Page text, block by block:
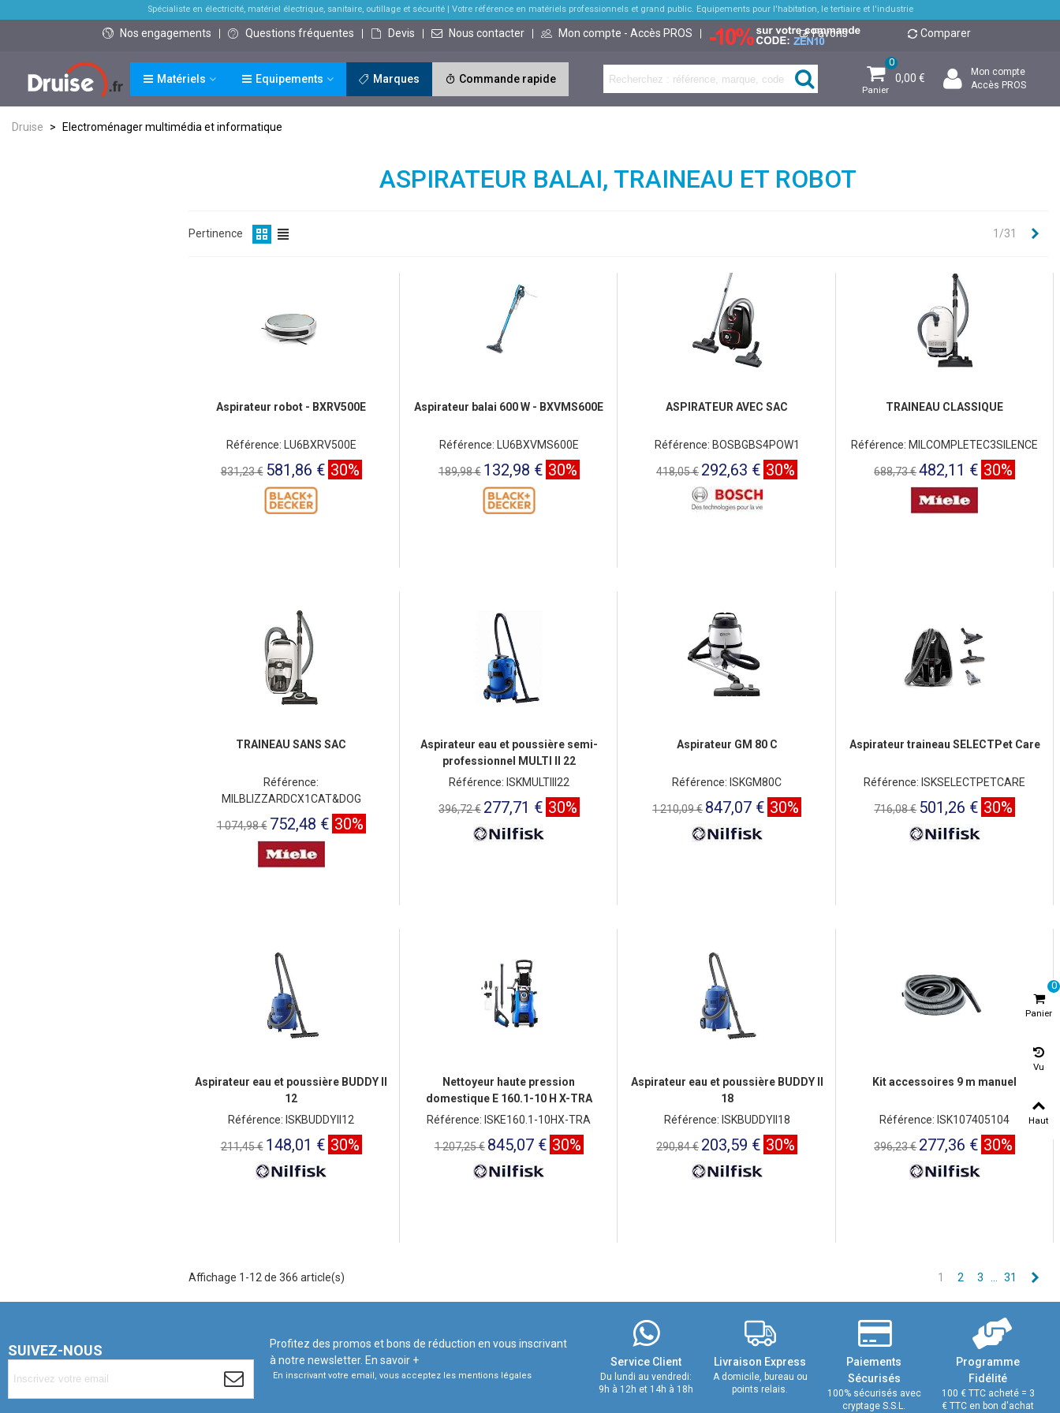
Spécialiste en électricité, matériel électrique, sanitaire, outillage et sécurité| Votre référence en matériels professionnels et grand public. Equipements pour l'habitation, le tertiaire et l'industrie
Nos engagements Questions fréquentes Devis Nous contacter Mon compte - Accès PROS Favoris Comparer
Matériels Equipements Marques Commande rapide
Panier
0
0,00 €
Mon compte
Accès PROS
Druise > Electroménager multimédia et informatique
ASPIRATEUR BALAI, TRAINEAU ET ROBOT
Pertinence 1/31
Aspirateur robot - BXRV500E
Référence: LU6BXRV500E
831,23 € 581,86 € 30%
Aspirateur balai 600 W - BXVMS600E
Référence: LU6BXVMS600E
189,98 € 132,98 € 30%
ASPIRATEUR AVEC SAC
Référence: BOSBGBS4POW1
418,05 € 292,63 € 30%
TRAINEAU CLASSIQUE
Référence: MILCOMPLETEC3SILENCE
688,73 €482,11 € 30%
TRAINEAU SANS SAC
Référence:
MILBLIZZARDCX1CAT&DOG
1 074,98 € 752,48 € 30%
Aspirateur eau et poussière semi-
professionnel MULTI II 22
Référence: ISKMULTIII22
396,72 € 277,71 € 30%
Aspirateur GM 80 C
Référence: ISKGM80C
1 210,09 € 847,07 € 30%
Aspirateur traineau SELECTPet Care
Référence: ISKSELECTPETCARE
716,08 € 501,26 € 30%
Aspirateur eau et poussière BUDDY II
12
Référence: ISKBUDDYII12
211,45 € 148,01 € 30%
Nettoyeur haute pression
domestique E 160.1-10 H X-TRA
Référence: ISKE160.1-10HX-TRA
1 207,25 € 845,07 € 30%
Aspirateur eau et poussière BUDDY II
18
Référence: ISKBUDDYII18
290,84 € 203,59 € 30%
Kit accessoires 9 m manuel
Référence: ISK107405104
396,23 € 277,36 € 30%
Affichage 1-12 de 366 article(s) 1 2 3 31
SUIVEZ-NOUS
Profitez des promos et bons de réduction en vous inscrivant
à notre newsletter.En savoir +
En inscrivant votre email, vous acceptez les mentions légales
Service Client
Du lundi au vendredi:
9h à 12h et 14h à 18h
Livraison Express
A domicile, bureau ou
points relais.
Paiements
Sécurisés
100% sécurisés avec
cryptage S.S.L.
Programme
Fidélité
100 € TTC acheté = 3
€ TTC en bon d'achat
Panier
0
Vu
Haut